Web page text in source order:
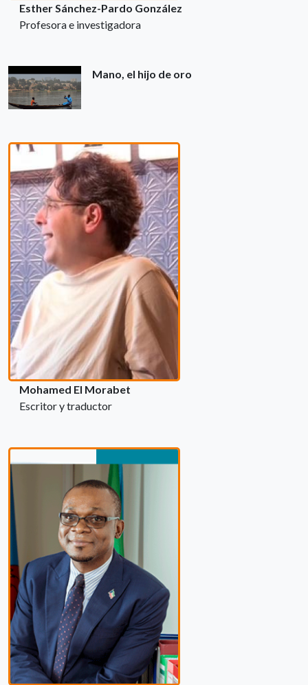
Esther Sánchez-Pardo González
Profesora e investigadora
Mano, el hijo de oro
Mohamed El Morabet
Escritor y traductor